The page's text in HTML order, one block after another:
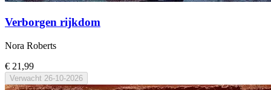
Verborgen rijkdom
Nora Roberts
€ 21,99
Verwacht 26-10-2026